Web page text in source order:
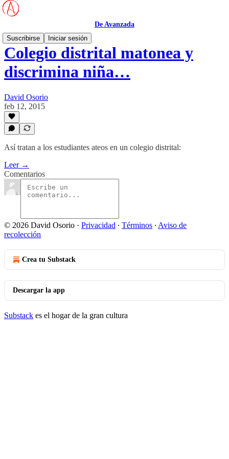
De Avanzada
Suscribirse
Iniciar sesión
Colegio distrital matonea y
discrimina niña…
David Osorio
feb 12, 2015
Así tratan a los estudiantes ateos en un colegio distrital:
Leer →
Comentarios
© 2026 David Osorio · Privacidad ∙ Términos ∙ Aviso de
recolección
Crea tu Substack
Descargar la app
Substack es el hogar de la gran cultura